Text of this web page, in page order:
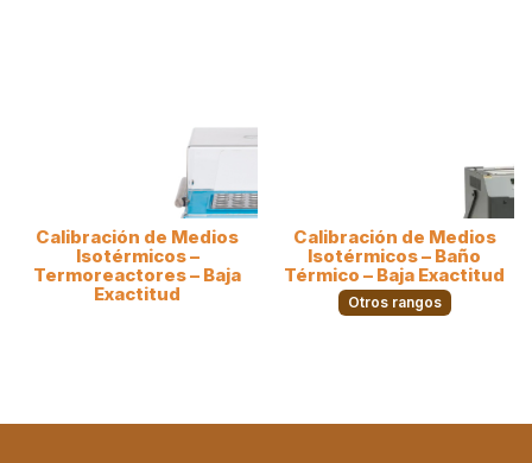
Calibración de Medios
Isotérmicos –
Termoreactores – Baja
Exactitud
Calibración de Medios
Isotérmicos – Baño
Térmico – Baja Exactitud
Otros rangos